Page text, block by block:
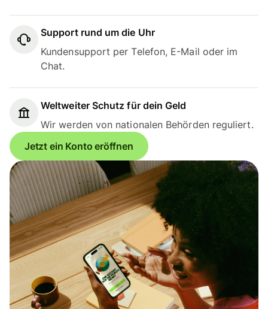
Support rund um die Uhr
Kundensupport per Telefon, E-Mail oder im
Chat.
Weltweiter Schutz für dein Geld
Wir werden von nationalen Behörden reguliert.
Jetzt ein Konto eröffnen